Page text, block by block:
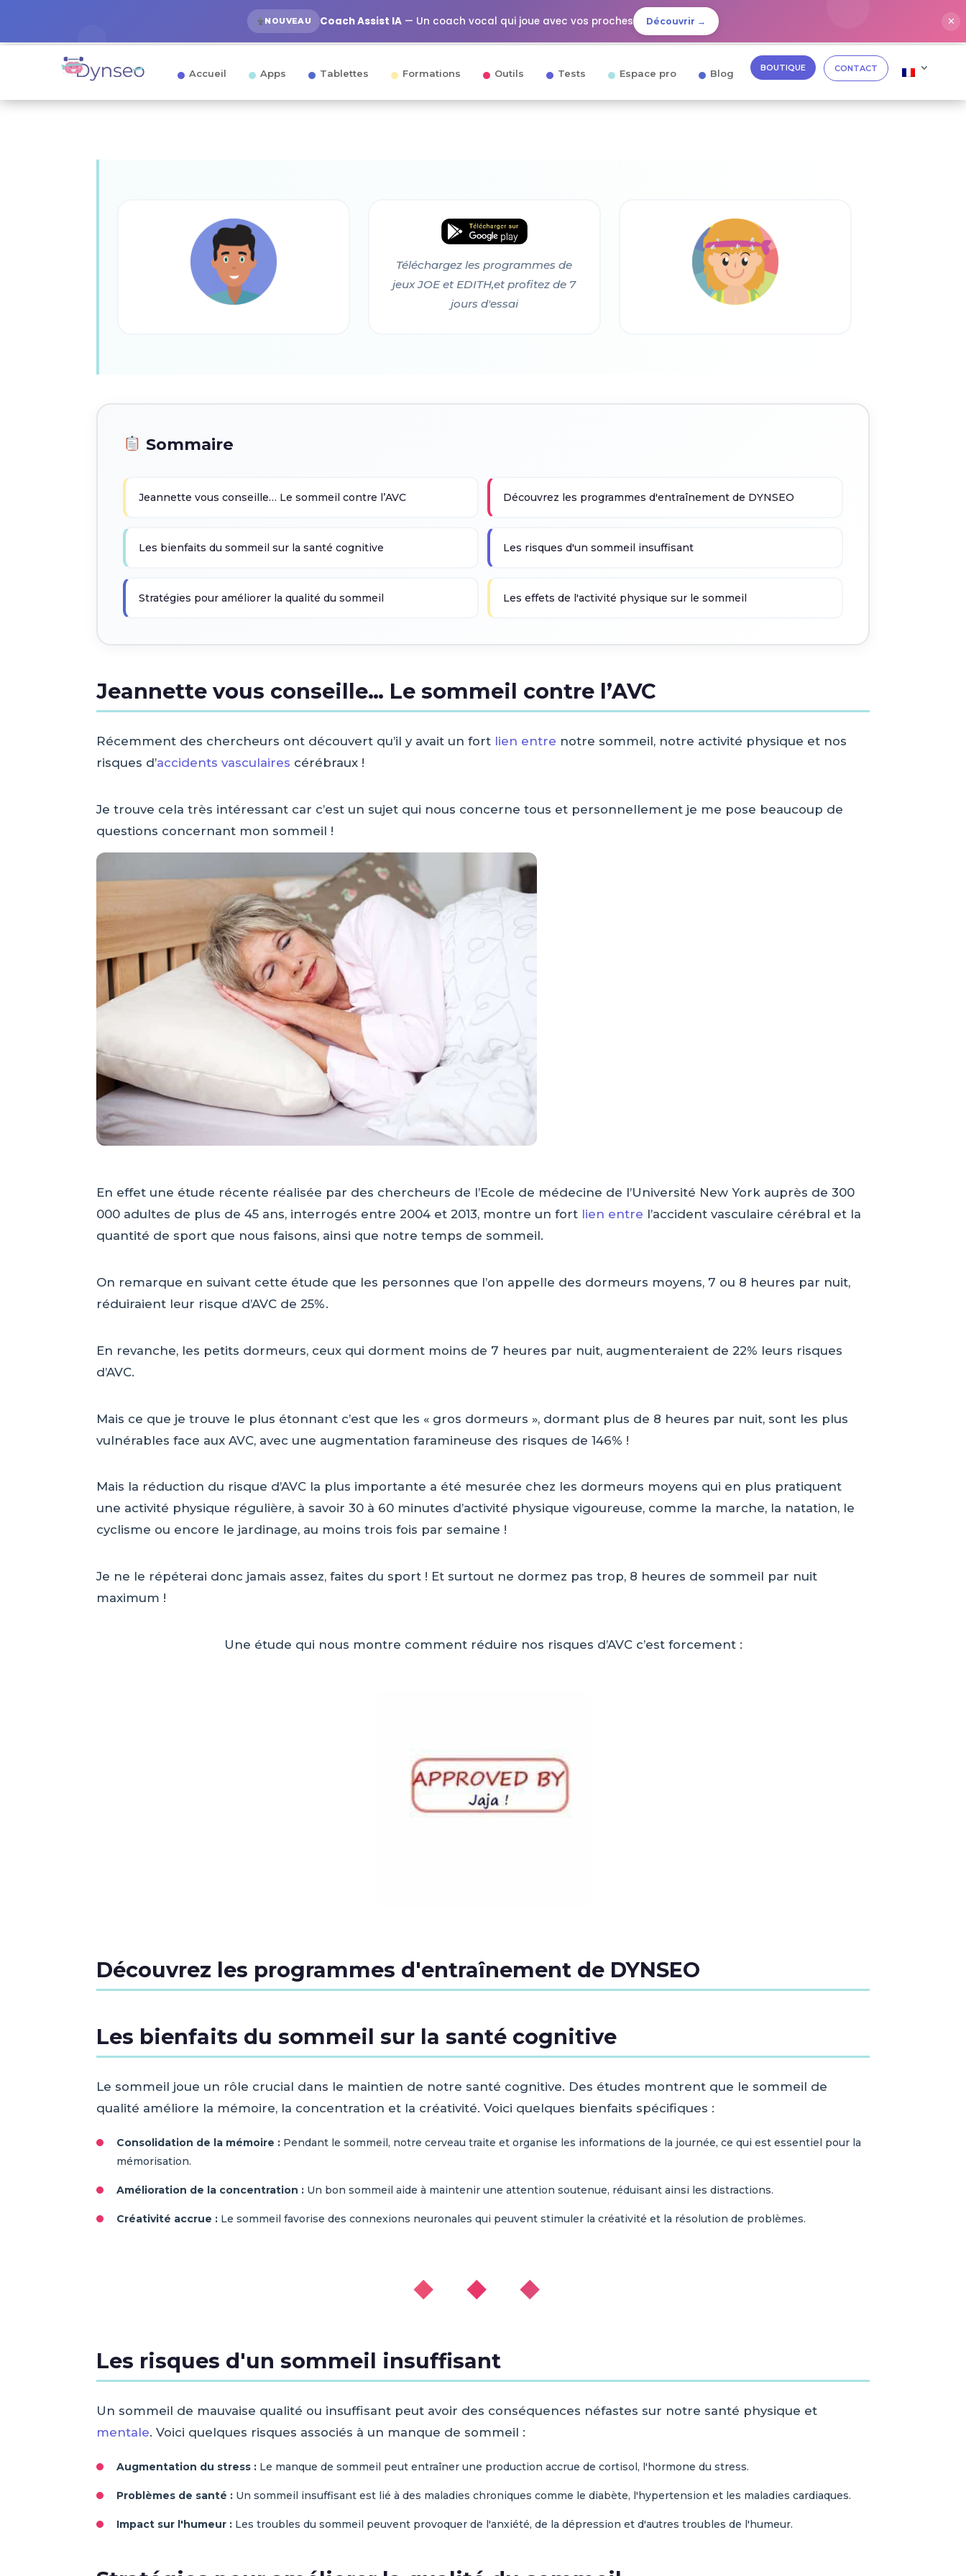
NOUVEAU Coach Assist IA — Un coach vocal qui joue avec vos proches Découvrir → ✕
Accueil Apps Tablettes Formations Outils Tests Espace pro Blog BOUTIQUE CONTACT
Téléchargez les programmes de
jeux JOE et EDITH,et profitez de 7
jours d'essai
Sommaire
Jeannette vous conseille… Le sommeil contre l’AVC Découvrez les programmes d'entraînement de DYNSEO
Les bienfaits du sommeil sur la santé cognitive Les risques d'un sommeil insuffisant
Stratégies pour améliorer la qualité du sommeil Les effets de l'activité physique sur le sommeil
Jeannette vous conseille… Le sommeil contre l’AVC
Récemment des chercheurs ont découvert qu’il y avait un fort lien entre notre sommeil, notre activité physique et nos
risques d’accidents vasculaires cérébraux !
Je trouve cela très intéressant car c’est un sujet qui nous concerne tous et personnellement je me pose beaucoup de
questions concernant mon sommeil !
En effet une étude récente réalisée par des chercheurs de l’Ecole de médecine de l’Université New York auprès de 300
000 adultes de plus de 45 ans, interrogés entre 2004 et 2013, montre un fort lien entre l’accident vasculaire cérébral et la
quantité de sport que nous faisons, ainsi que notre temps de sommeil.
On remarque en suivant cette étude que les personnes que l’on appelle des dormeurs moyens, 7 ou 8 heures par nuit,
réduiraient leur risque d’AVC de 25%.
En revanche, les petits dormeurs, ceux qui dorment moins de 7 heures par nuit, augmenteraient de 22% leurs risques
d’AVC.
Mais ce que je trouve le plus étonnant c’est que les « gros dormeurs », dormant plus de 8 heures par nuit, sont les plus
vulnérables face aux AVC, avec une augmentation faramineuse des risques de 146% !
Mais la réduction du risque d’AVC la plus importante a été mesurée chez les dormeurs moyens qui en plus pratiquent
une activité physique régulière, à savoir 30 à 60 minutes d’activité physique vigoureuse, comme la marche, la natation, le
cyclisme ou encore le jardinage, au moins trois fois par semaine !
Je ne le répéterai donc jamais assez, faites du sport ! Et surtout ne dormez pas trop, 8 heures de sommeil par nuit
maximum !
Une étude qui nous montre comment réduire nos risques d’AVC c’est forcement :
Découvrez les programmes d'entraînement de DYNSEO
Les bienfaits du sommeil sur la santé cognitive
Le sommeil joue un rôle crucial dans le maintien de notre santé cognitive. Des études montrent que le sommeil de
qualité améliore la mémoire, la concentration et la créativité. Voici quelques bienfaits spécifiques :
Consolidation de la mémoire : Pendant le sommeil, notre cerveau traite et organise les informations de la journée, ce qui est essentiel pour la
mémorisation.
Amélioration de la concentration : Un bon sommeil aide à maintenir une attention soutenue, réduisant ainsi les distractions.
Créativité accrue : Le sommeil favorise des connexions neuronales qui peuvent stimuler la créativité et la résolution de problèmes.
◆ ◆ ◆
Les risques d'un sommeil insuffisant
Un sommeil de mauvaise qualité ou insuffisant peut avoir des conséquences néfastes sur notre santé physique et
mentale. Voici quelques risques associés à un manque de sommeil :
Augmentation du stress : Le manque de sommeil peut entraîner une production accrue de cortisol, l'hormone du stress.
Problèmes de santé : Un sommeil insuffisant est lié à des maladies chroniques comme le diabète, l'hypertension et les maladies cardiaques.
Impact sur l'humeur : Les troubles du sommeil peuvent provoquer de l'anxiété, de la dépression et d'autres troubles de l'humeur.